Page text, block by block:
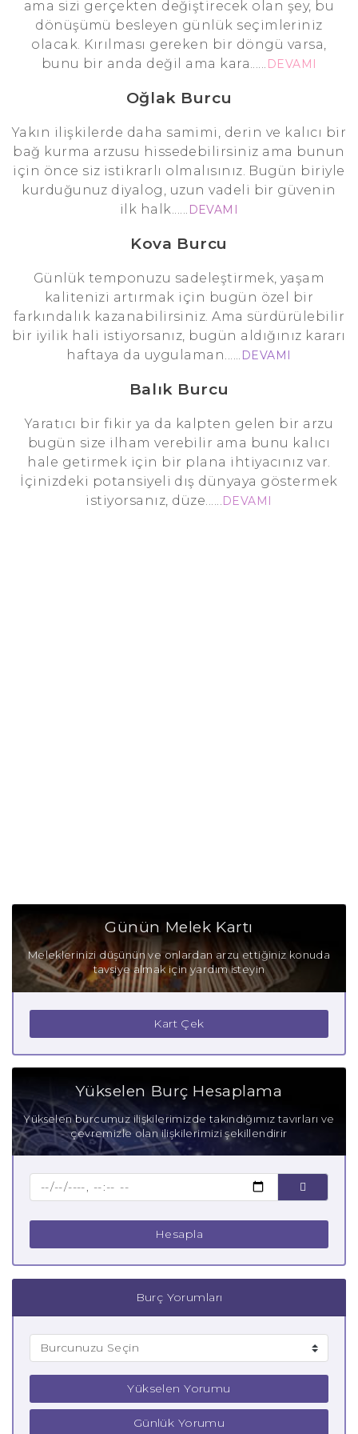
ama sizi gerçekten değiştirecek olan şey, bu
dönüşümü besleyen günlük seçimleriniz
olacak. Kırılması gereken bir döngü varsa,
bunu bir anda değil ama kara...... DEVAMI
Oğlak Burcu
Yakın ilişkilerde daha samimi, derin ve kalıcı bir
bağ kurma arzusu hissedebilirsiniz ama bunun
için önce siz istikrarlı olmalısınız. Bugün biriyle
kurduğunuz diyalog, uzun vadeli bir güvenin
ilk halk...... DEVAMI
Kova Burcu
Günlük temponuzu sadeleştirmek, yaşam
kalitenizi artırmak için bugün özel bir
farkındalık kazanabilirsiniz. Ama sürdürülebilir
bir iyilik hali istiyorsanız, bugün aldığınız kararı
haftaya da uygulaman...... DEVAMI
Balık Burcu
Yaratıcı bir fikir ya da kalpten gelen bir arzu
bugün size ilham verebilir ama bunu kalıcı
hale getirmek için bir plana ihtiyacınız var.
İçinizdeki potansiyeli dış dünyaya göstermek
istiyorsanız, düze......DEVAMI
Günün Melek Kartı
Meleklerinizi düşünün ve onlardan arzu ettiğiniz konuda
tavsiye almak için yardım isteyin
Kart Çek
Yükselen Burç Hesaplama
Yükselen burcumuz ilişkilerimizde takındığımız tavırları ve
çevremizle olan ilişkilerimizi şekillendirir
Hesapla
Burç Yorumları
Yükselen Yorumu
Günlük Yorumu